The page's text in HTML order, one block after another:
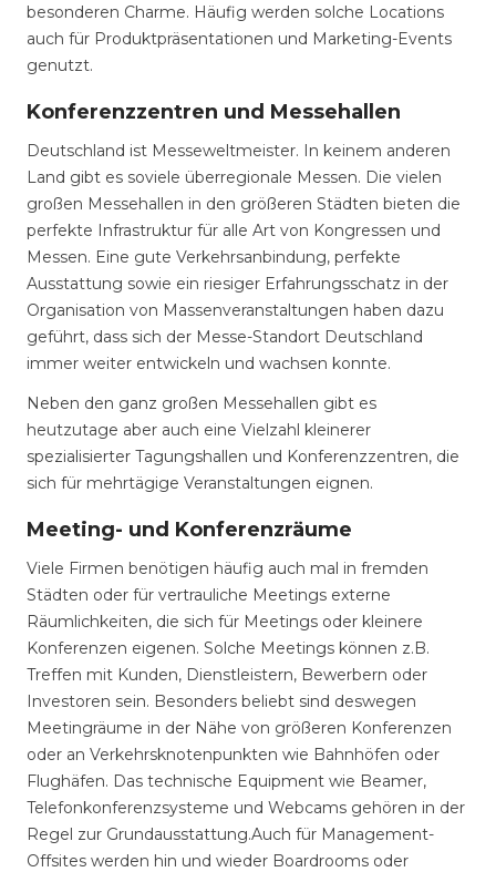
besonderen Charme. Häufig werden solche Locations
auch für Produktpräsentationen und Marketing-Events
genutzt.
Konferenzzentren und Messehallen
Deutschland ist Messeweltmeister. In keinem anderen
Land gibt es soviele überregionale Messen. Die vielen
großen Messehallen in den größeren Städten bieten die
perfekte Infrastruktur für alle Art von Kongressen und
Messen. Eine gute Verkehrsanbindung, perfekte
Ausstattung sowie ein riesiger Erfahrungsschatz in der
Organisation von Massenveranstaltungen haben dazu
geführt, dass sich der Messe-Standort Deutschland
immer weiter entwickeln und wachsen konnte.
Neben den ganz großen Messehallen gibt es
heutzutage aber auch eine Vielzahl kleinerer
spezialisierter Tagungshallen und Konferenzzentren, die
sich für mehrtägige Veranstaltungen eignen.
Meeting- und Konferenzräume
Viele Firmen benötigen häufig auch mal in fremden
Städten oder für vertrauliche Meetings externe
Räumlichkeiten, die sich für Meetings oder kleinere
Konferenzen eigenen. Solche Meetings können z.B.
Treffen mit Kunden, Dienstleistern, Bewerbern oder
Investoren sein. Besonders beliebt sind deswegen
Meetingräume in der Nähe von größeren Konferenzen
oder an Verkehrsknotenpunkten wie Bahnhöfen oder
Flughäfen. Das technische Equipment wie Beamer,
Telefonkonferenzsysteme und Webcams gehören in der
Regel zur Grundausstattung.Auch für Management-
Offsites werden hin und wieder Boardrooms oder